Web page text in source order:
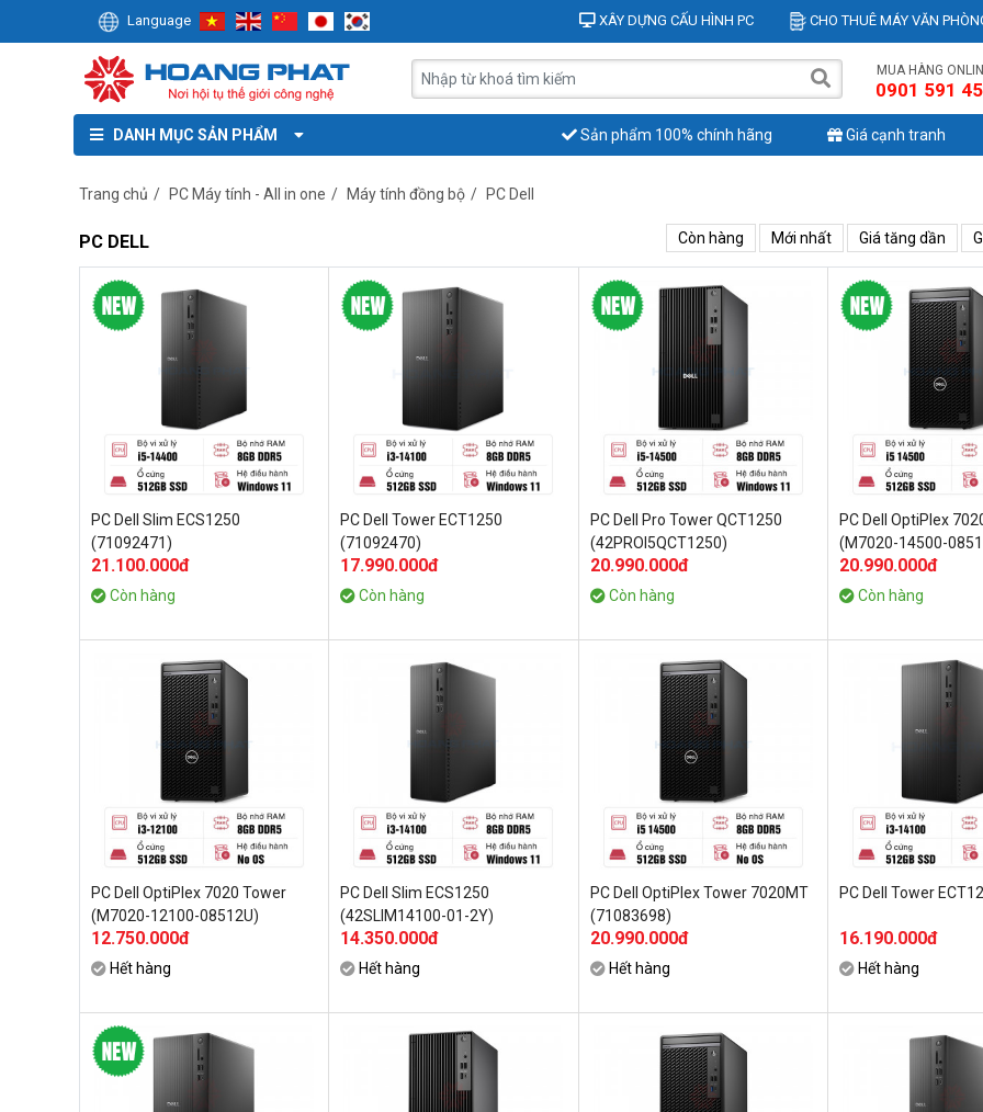
Language XÂY DỰNG CẤU HÌNH PC CHO THUÊ MÁY VĂN
MUA HÀNG
0901 591
DANH MỤC SẢN PHẨM Sản phẩm 100% chính hãng Giá cạnh tranh
Trang chủ / PC Máy tính - All in one / Máy tính đồng bộ / PC Dell
PC DELL Còn hàng Mới nhất Giá tăng dần
PC Dell Slim ECS1250
(71092471)
21.100.000đ
Còn hàng
PC Dell Tower ECT1250
(71092470)
17.990.000đ
Còn hàng
PC Dell Pro Tower QCT1250
(42PROI5QCT1250)
20.990.000đ
Còn hàng
PC Dell OptiPlex
(M7020-14500-
20.990.000đ
Còn hàng
PC Dell OptiPlex 7020 Tower
(M7020-12100-08512U)
12.750.000đ
Hết hàng
PC Dell Slim ECS1250
(42SLIM14100-01-2Y)
14.350.000đ
Hết hàng
PC Dell OptiPlex Tower 7020MT
(71083698)
20.990.000đ
Hết hàng
PC Dell Tower
16.190.000đ
Hết hàng